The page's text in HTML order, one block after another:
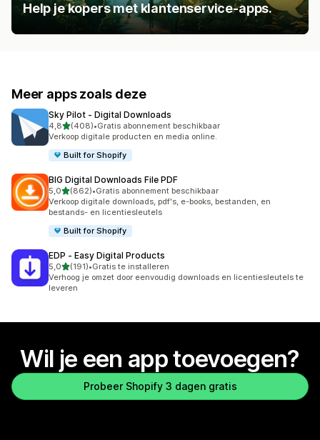
Help je kopers met klantenservice-apps.
Meer apps zoals deze
Sky Pilot ‑ Digital Downloads
4,8van 5 sterren
(408)
408 recensies in totaal
•Gratis abonnement beschikbaar
Verkoop digitale producten en media online.
Built for Shopify
BIG Digital Downloads File PDF
5,0van 5 sterren
(862)
862 recensies in totaal
•Gratis abonnement beschikbaar
Verkoop digitale downloads, pdf's, e-books, bestanden, en
bestands- en licentiesleutels
Built for Shopify
EDP ‑ Easy Digital Products
5,0van 5 sterren
(191)
191 recensies in totaal
•Gratis te installeren
Verhoog je omzet door eenvoudig downloads en licentiesleutels te
leveren
Wil je een app toevoegen?
Probeer Shopify 3 dagen gratis